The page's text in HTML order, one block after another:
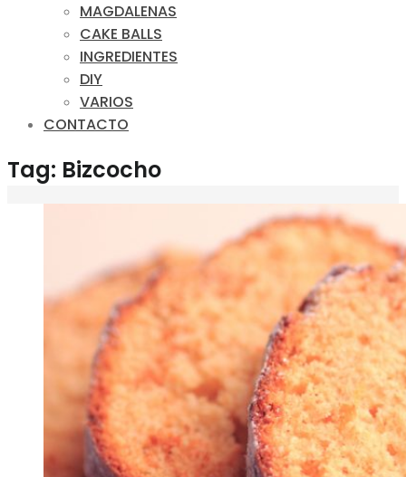
MAGDALENAS
CAKE BALLS
INGREDIENTES
DIY
VARIOS
CONTACTO
Tag: Bizcocho